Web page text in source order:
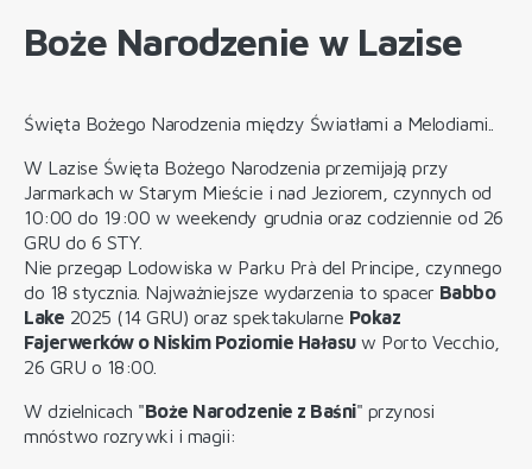
Boże Narodzenie w Lazise
Święta Bożego Narodzenia między Światłami a Melodiami..
W Lazise Święta Bożego Narodzenia przemijają przy
Jarmarkach w Starym Mieście i nad Jeziorem, czynnych od
10:00 do 19:00 w weekendy grudnia oraz codziennie od 26
GRU do 6 STY.
Nie przegap Lodowiska w Parku Prà del Principe, czynnego
do 18 stycznia. Najważniejsze wydarzenia to spacer Babbo
Lake 2025 (14 GRU) oraz spektakularne Pokaz
Fajerwerków o Niskim Poziomie Hałasuw Porto Vecchio,
26 GRU o 18:00.
W dzielnicach "Boże Narodzenie z Baśni" przynosi
mnóstwo rozrywki i magii: